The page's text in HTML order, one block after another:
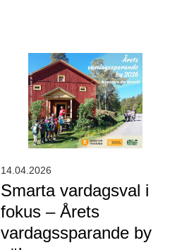
Smarta vardagsval i
fokus – Årets
vardagssparande by
14.04.2026